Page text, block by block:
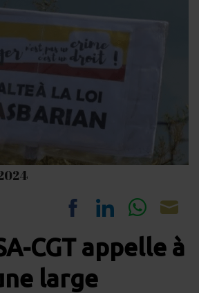
on
Facebook
on
on on
CGT appelle à
large